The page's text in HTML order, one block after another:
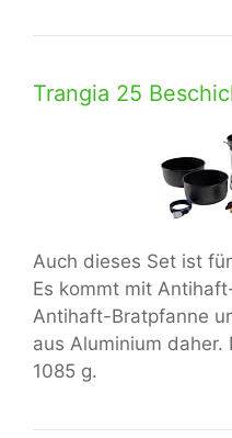
Trangia 25
Auch dieses Set ist
Es kommt mit
Antihaft-Bratpfanne
aus Aluminium
1085 g.